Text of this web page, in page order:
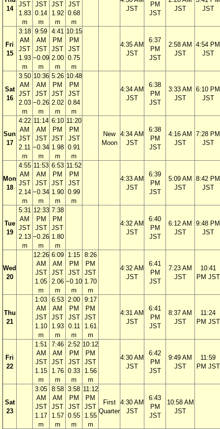
14
JST
1.83
m
JST
0.14
m
JST
1.92
m
JST
0.68
m
JST
PM
JST
JST
JST
Fri
15
3:18
AM
JST
1.93
m
9:59
AM
JST
−0.09
m
4:41
PM
JST
2.00
m
10:15
PM
JST
0.75
m
4:35 AM
JST
6:37
PM
JST
2:58 AM
JST
4:54 PM
JST
Sat
16
3:50
AM
JST
2.03
m
10:36
AM
JST
−0.26
m
5:26
PM
JST
2.02
m
10:48
PM
JST
0.84
m
4:34 AM
JST
6:38
PM
JST
3:33 AM
JST
6:10 PM
JST
Sun
17
4:22
AM
JST
2.11
m
11:14
AM
JST
−0.34
m
6:10
PM
JST
1.98
m
11:20
PM
JST
0.91
m
New
Moon
4:34 AM
JST
6:38
PM
JST
4:16 AM
JST
7:28 PM
JST
Mon
18
4:55
AM
JST
2.14
m
11:53
AM
JST
−0.34
m
6:53
PM
JST
1.90
m
11:52
PM
JST
0.99
m
4:33 AM
JST
6:39
PM
JST
5:09 AM
JST
8:42 PM
JST
Tue
19
5:31
AM
JST
2.13
m
12:33
PM
JST
−0.26
m
7:38
PM
JST
1.80
m
4:32 AM
JST
6:40
PM
JST
6:12 AM
JST
9:48 PM
JST
Wed
20
12:26
AM
JST
1.05
m
6:09
AM
JST
2.06
m
1:15
PM
JST
−0.10
m
8:26
PM
JST
1.70
m
4:32 AM
JST
6:41
PM
JST
7:23 AM
JST
10:41
PM JST
Thu
21
1:03
AM
JST
1.10
m
6:53
AM
JST
1.93
m
2:00
PM
JST
0.11
m
9:17
PM
JST
1.61
m
4:31 AM
JST
6:41
PM
JST
8:37 AM
JST
11:24
PM JST
Fri
22
1:51
AM
JST
1.15
m
7:46
AM
JST
1.76
m
2:52
PM
JST
0.33
m
10:12
PM
JST
1.56
m
4:30 AM
JST
6:42
PM
JST
9:49 AM
JST
11:59
PM JST
Sat
23
3:05
AM
JST
1.17
m
8:58
AM
JST
1.57
m
3:58
PM
JST
0.55
m
11:12
PM
JST
1.55
m
First
Quarter
4:30 AM
JST
6:43
PM
JST
10:58 AM
JST